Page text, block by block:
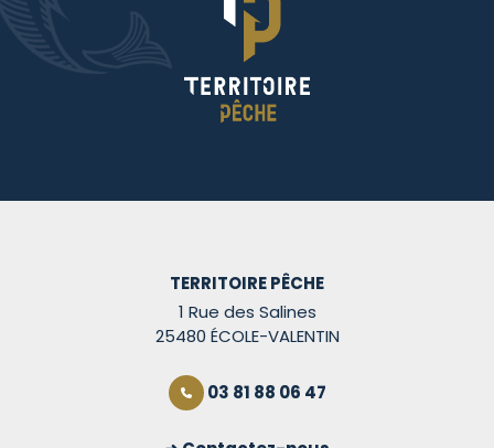
TERRITOIRE PÊCHE
1 Rue des Salines
25480 ÉCOLE-VALENTIN
03 81 88 06 47